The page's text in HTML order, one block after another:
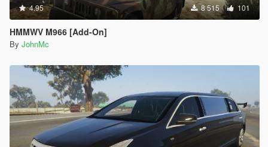
4.95 8 515 101
HMMWV M966 [Add-On]
By JohnMc